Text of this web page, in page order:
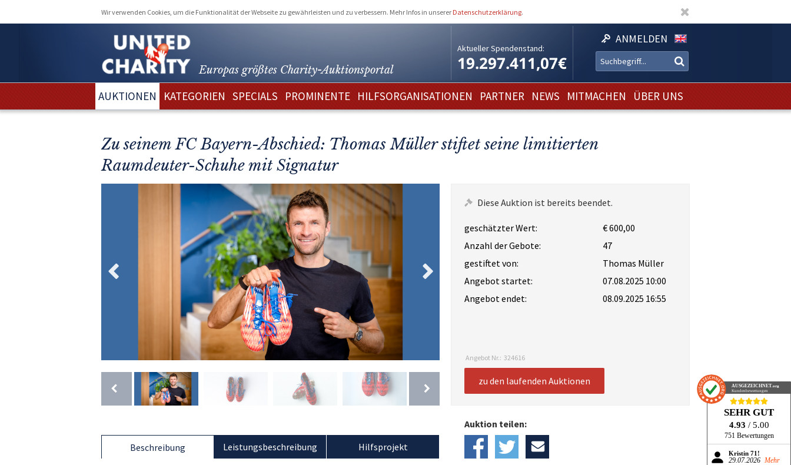
Wir verwenden Cookies, um die Funktionalität der Webseite zu gewährleisten und zu verbessern. Mehr Infos in unserer Datenschutzerklärung.
Europas größtes Charity-Auktionsportal
Aktueller Spendenstand:
19.297.411,07€
ANMELDEN
AUKTIONEN KATEGORIEN SPECIALS PROMINENTE HILFSORGANISATIONEN PARTNER NEWS MITMACHEN ÜBER UNS
Zu seinem FC Bayern-Abschied: Thomas Müller stiftet seine limitierten
Raumdeuter-Schuhe mit Signatur
Diese Auktion ist bereits beendet.
geschätzter Wert:
€ 600,00
Anzahl der Gebote:
47
gestiftet von:
Thomas Müller
Angebot startet:
07.08.2025 10:00
Angebot endet:
08.09.2025 16:55
Angebot Nr.: 324616
zu den laufenden Auktionen
Beschreibung Leistungsbeschreibung Hilfsprojekt
Auktion teilen:
AUSGEZEICHNET .org
Kundenbewertungen
SEHR GUT
4.93 / 5.00
751 Bewertungen
Kristin 71!
29.07.2026 Mehr